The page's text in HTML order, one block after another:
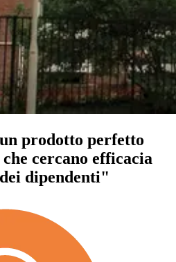
prodotto perfetto
cercano efficacia
dipendenti"